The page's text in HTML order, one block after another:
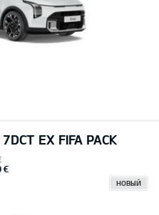
EX FIFA PACK
€
НОВЫЙ